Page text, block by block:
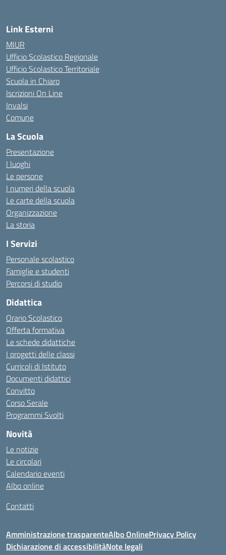
Link Esterni
MIUR
Ufficio Scolastico Regionale
Ufficio Scolastico Territoriale
Scuola in Chiaro
Iscrizioni On Line
Invalsi
Comune
La Scuola
Presentazione
I luoghi
Le persone
I numeri della scuola
Le carte della scuola
Organizzazione
La storia
I Servizi
Personale scolastico
Famiglie e studenti
Percorsi di studio
Didattica
Orario Scolastico
Offerta formativa
Le schede didattiche
I progetti delle classi
Curricoli di Istituto
Documenti didattici
Convitto
Corso Serale
Programmi Svolti
Novità
Le notizie
Le circolari
Calendario eventi
Albo online
Contatti
Amministrazione trasparenteAlbo OnlinePrivacy Policy
Dichiarazione di accessibilitàNote legali